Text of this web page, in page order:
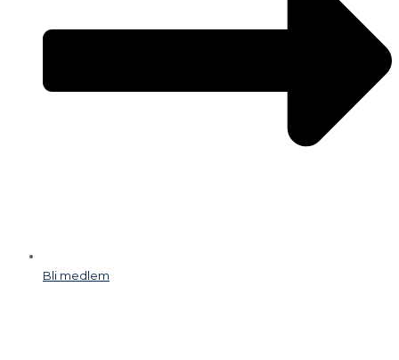
Bli medlem